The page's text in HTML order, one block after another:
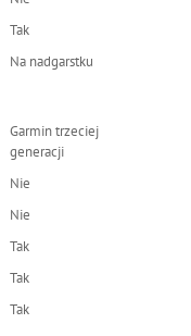
Tak
Na nadgarstku
Garmin trzeciej
generacji
Nie
Nie
Tak
Tak
Tak